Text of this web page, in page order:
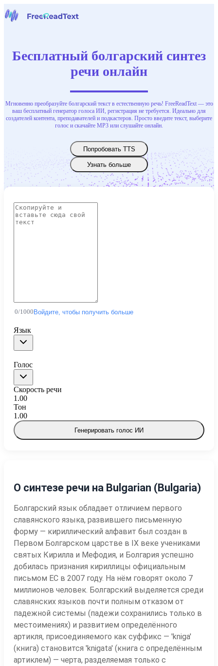
Инструменты
Русский
Бесплатный болгарский синтез
речи онлайн
Мгновенно преобразуйте болгарский текст в естественную речь! FreeReadText — это
ваш бесплатный генератор голоса ИИ, регистрация не требуется. Идеально для
создателей контента, преподавателей и подкастеров. Просто введите текст, выберите
голос и скачайте MP3 или слушайте онлайн.
Попробовать TTS
Узнать больше
0/1000 Войдите, чтобы получить больше
Язык
Голос
Скорость речи
1.00
Тон
1.00
Генерировать голос ИИ
О синтезе речи на Bulgarian (Bulgaria)
Болгарский язык обладает отличием первого
славянского языка, развившего письменную
форму — кириллический алфавит был создан в
Первом Болгарском царстве в IX веке учениками
святых Кирилла и Мефодия, и Болгария успешно
добилась признания кириллицы официальным
письмом ЕС в 2007 году. На нём говорят около 7
миллионов человек. Болгарский выделяется среди
славянских языков почти полным отказом от
падежной системы (падежи сохранились только в
местоимениях) и развитием определённого
артикля, присоединяемого как суффикс — 'kniga'
(книга) становится 'knigata' (книга с определённым
артиклем) — черта, разделяемая только с